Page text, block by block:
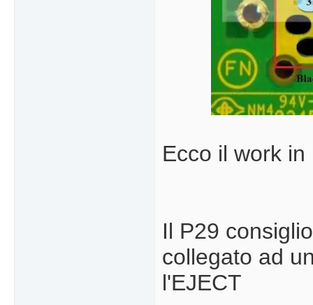
Ecco il work
Il P29
collegato ad
l'EJECT